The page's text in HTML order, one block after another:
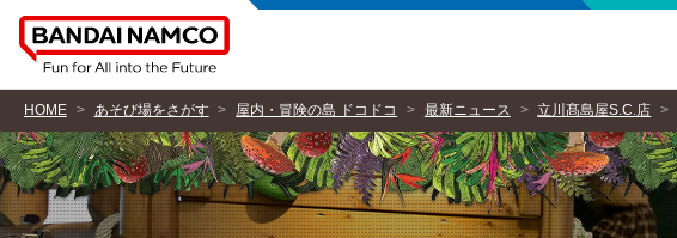
HOME あそび場をさがす 屋内・冒険の島 ドコドコ 最新ニュース 立川髙島屋S.C.店